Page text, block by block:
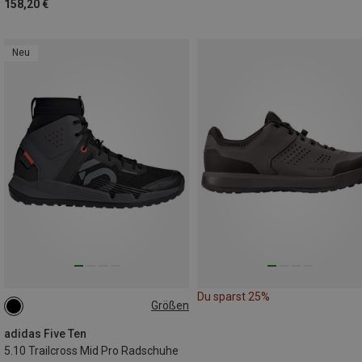
158,20 €
Neu
Größen
adidas Five Ten
5.10 Trailcross Mid Pro Radschuhe
Du sparst 25%